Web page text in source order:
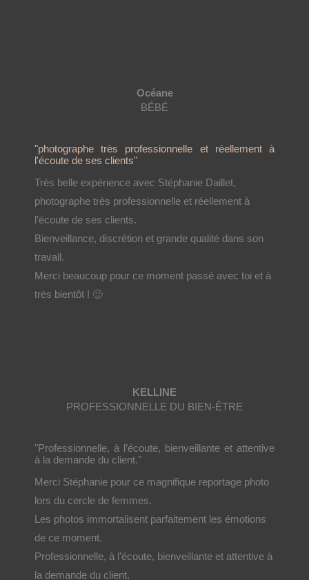
"photographe très professionnelle et réellement à
l'écoute de ses clients"
Très belle expérience avec Stéphanie Daillet,
photographe très professionnelle et réellement à
l’écoute de ses clients.
Bienveillance, discrétion et grande qualité dans son
travail.
Merci beaucoup pour ce moment passé avec toi et à
très bientôt ! 🙂
Océane
BÉBÉ
KELLINE
PROFESSIONNELLE DU BIEN-ÊTRE
"Professionnelle, à l’écoute, bienveillante et attentive
à la demande du client."
Merci Stéphanie pour ce magnifique reportage photo
lors du cercle de femmes.
Les photos immortalisent parfaitement les émotions
de ce moment.
Professionnelle, à l’écoute, bienveillante et attentive à
la demande du client.